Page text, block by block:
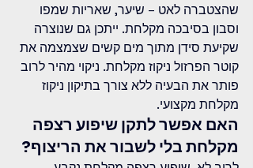
שהצטברה לאט – שיער, שאריות שמפו
וסבון בסיבכה מקלחת. ייתכן גם שנוצרה
שקיעת סידן מתוך מים קשים שצמצמה את
קוטר הפרזול ניקוז מקלחת. ניקוי מהיר לרוב
פותר את הבעיה ללא צורך בתיקון ניקוז
מקלחת מקצועי.
האם אפשר לתקן שיפוע רצפה
מקלחת בלי לשבור את הריצוף?